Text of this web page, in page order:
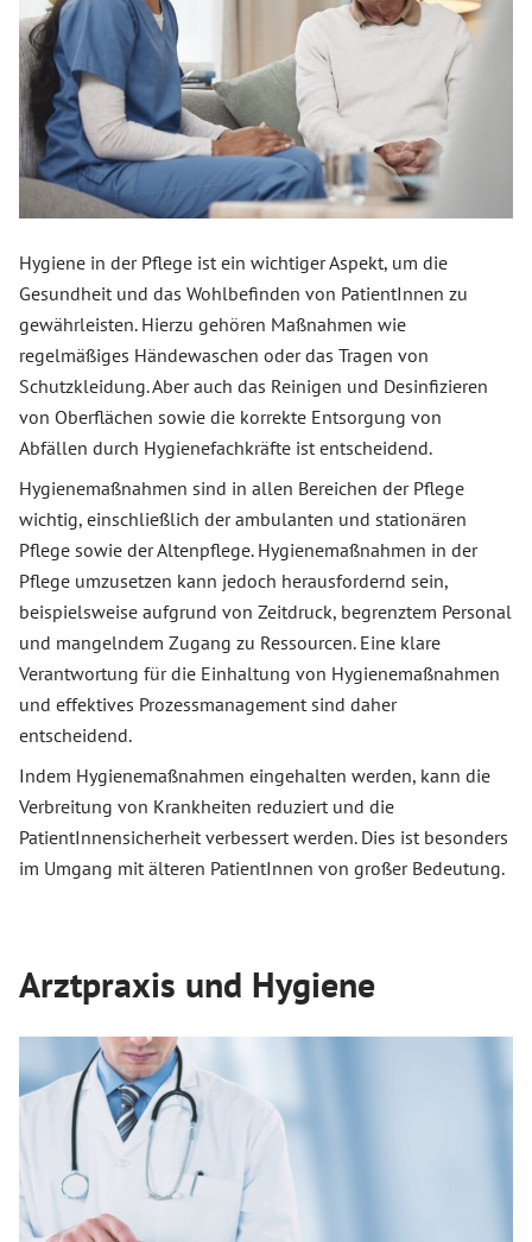
Hygiene in der Pflege ist ein wichtiger Aspekt, um die
Gesundheit und das Wohlbefinden von PatientInnen zu
gewährleisten. Hierzu gehören Maßnahmen wie
regelmäßiges Händewaschen oder das Tragen von
Schutzkleidung. Aber auch das Reinigen und Desinfizieren
von Oberflächen sowie die korrekte Entsorgung von
Abfällen durch Hygienefachkräfte ist entscheidend.
Hygienemaßnahmen sind in allen Bereichen der Pflege
wichtig, einschließlich der ambulanten und stationären
Pflege sowie der Altenpflege. Hygienemaßnahmen in der
Pflege umzusetzen kann jedoch herausfordernd sein,
beispielsweise aufgrund von Zeitdruck, begrenztem Personal
und mangelndem Zugang zu Ressourcen. Eine klare
Verantwortung für die Einhaltung von Hygienemaßnahmen
und effektives Prozessmanagement sind daher
entscheidend.
Indem Hygienemaßnahmen eingehalten werden, kann die
Verbreitung von Krankheiten reduziert und die
PatientInnensicherheit verbessert werden. Dies ist besonders
im Umgang mit älteren PatientInnen von großer Bedeutung.
Arztpraxis und Hygiene